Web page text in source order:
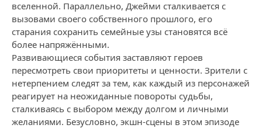
вселенной. Параллельно, Джейми сталкивается с
вызовами своего собственного прошлого, его
старания сохранить семейные узы становятся всё
более напряжёнными.
Развивающиеся события заставляют героев
пересмотреть свои приоритеты и ценности. Зрители с
нетерпением следят за тем, как каждый из персонажей
реагирует на неожиданные повороты судьбы,
сталкиваясь с выбором между долгом и личными
желаниями. Безусловно, экшн-сцены в этом эпизоде